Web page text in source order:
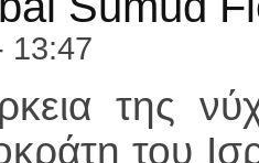
13:47
της
του